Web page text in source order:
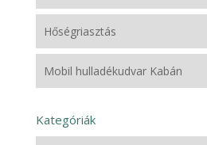
Hőségriasztás
Mobil hulladékudvar Kabán
Kategóriák